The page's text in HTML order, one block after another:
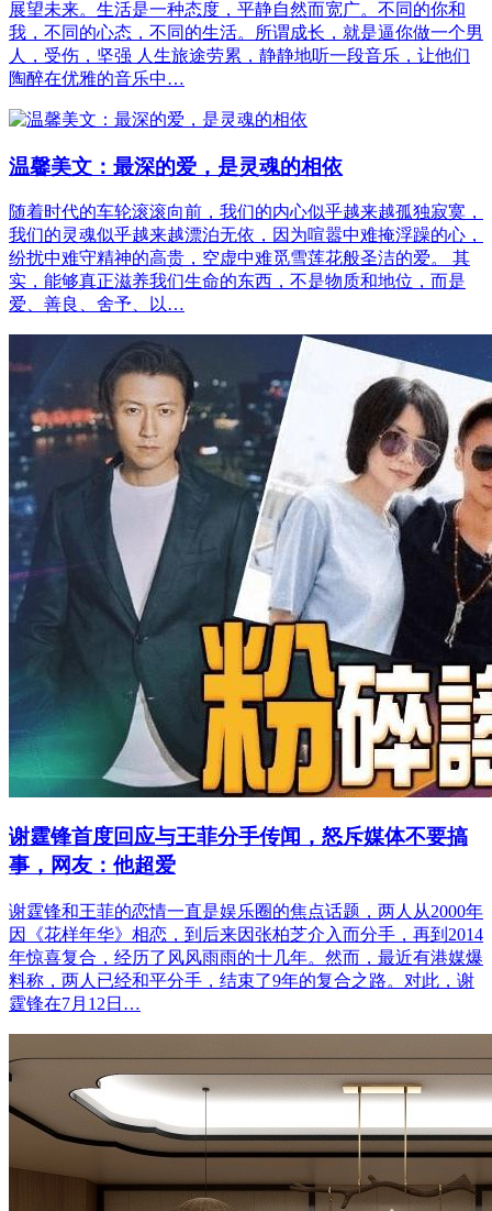
展望未来。生活是一种态度，平静自然而宽广。不同的你和
我，不同的心态，不同的生活。所谓成长，就是逼你做一个男
人，受伤，坚强 人生旅途劳累，静静地听一段音乐，让他们
陶醉在优雅的音乐中…
温馨美文：最深的爱，是灵魂的相依
随着时代的车轮滚滚向前，我们的内心似乎越来越孤独寂寞，
我们的灵魂似乎越来越漂泊无依，因为喧嚣中难掩浮躁的心，
纷扰中难守精神的高贵，空虚中难觅雪莲花般圣洁的爱。 其
实，能够真正滋养我们生命的东西，不是物质和地位，而是
爱、善良、舍予、以…
谢霆锋首度回应与王菲分手传闻，怒斥媒体不要搞
事，网友：他超爱
谢霆锋和王菲的恋情一直是娱乐圈的焦点话题，两人从2000年
因《花样年华》相恋，到后来因张柏芝介入而分手，再到2014
年惊喜复合，经历了风风雨雨的十几年。然而，最近有港媒爆
料称，两人已经和平分手，结束了9年的复合之路。对此，谢
霆锋在7月12日…